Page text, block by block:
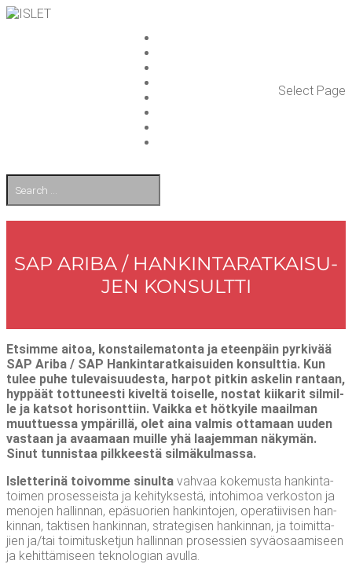
Select Page
SAP ARI­BA / HAN­KIN­TA­RAT­KAI­SU­
JEN KONSULTTI
Etsim­me aitoa, kons­tai­le­ma­ton­ta ja eteen­päin pyr­ki­vää
SAP Ari­ba / SAP Han­kin­ta­rat­kai­sui­den kon­sult­tia. Kun
tulee puhe tule­vai­suu­des­ta, har­pot pit­kin aske­lin ran­taan,
hyp­päät tot­tu­nees­ti kivel­tä toi­sel­le, nos­tat kii­ka­rit sil­mil­
le ja kat­sot hori­sont­tiin. Vaik­ka et höt­kyi­le maa­il­man
muut­tues­sa ympä­ril­lä, olet aina val­mis otta­maan uuden
vas­taan ja avaa­maan muil­le yhä laa­jem­man näky­män.
Sinut tun­nis­taa pilk­kees­tä silmäkulmassa.
Islet­te­ri­nä toi­vom­me sinul­ta vah­vaa koke­mus­ta han­kin­ta­
toi­men pro­ses­seis­ta ja kehi­tyk­ses­tä, into­hi­moa ver­kos­ton ja
meno­jen hal­lin­nan, epä­suo­rien han­kin­to­jen, ope­ra­tii­vi­sen han­
kin­nan, tak­ti­sen han­kin­nan, stra­te­gi­sen han­kin­nan, ja toi­mit­ta­
jien ja/​tai toi­mi­tus­ket­jun hal­lin­nan pro­ses­sien syvä­osaa­mi­seen
ja kehit­tä­mi­seen tek­no­lo­gian avulla.